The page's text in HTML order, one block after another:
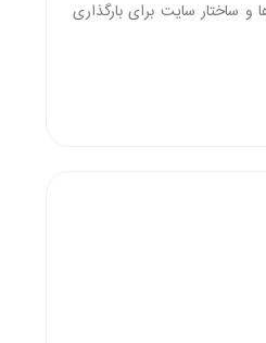
و ساختار سایت برای بارگذاری